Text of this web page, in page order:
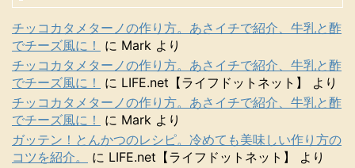
チッコカタメターノの作り方。あさイチで紹介、牛乳と酢
でチーズ風に！
に Mark より
チッコカタメターノの作り方。あさイチで紹介、牛乳と酢
でチーズ風に！
に LIFE.net【ライフドットネット】
より
チッコカタメターノの作り方。あさイチで紹介、牛乳と酢
でチーズ風に！
に Mark より
ガッテン！とんかつのレシピ。冷めても美味しい作り方の
コツを紹介。
に LIFE.net【ライフドットネット】
より